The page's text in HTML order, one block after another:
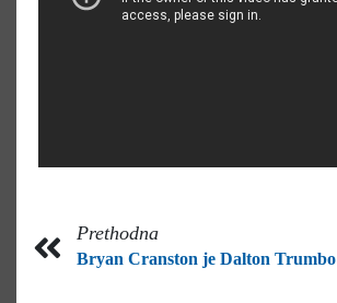
Prethodna
Bryan Cranston je Dalton Trumbo